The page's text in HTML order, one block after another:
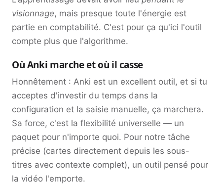
visionnage, mais presque toute l'énergie est
partie en comptabilité. C'est pour ça qu'ici l'outil
compte plus que l'algorithme.
Où Anki marche et où il casse
Honnêtement : Anki est un excellent outil, et si tu
acceptes d'investir du temps dans la
configuration et la saisie manuelle, ça marchera.
Sa force, c'est la flexibilité universelle — un
paquet pour n'importe quoi. Pour notre tâche
précise (cartes directement depuis les sous-
titres avec contexte complet), un outil pensé pour
la vidéo l'emporte.